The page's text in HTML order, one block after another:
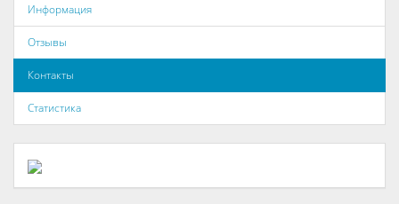
Информация
Отзывы
Контакты
Статистика